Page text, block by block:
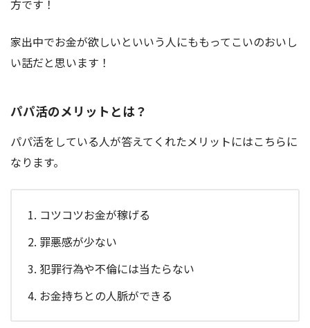
方です！
家出中でお金が欲しいといいう人にももってこいのおいし
い話だと思います！
パパ活のメリットとは？
パパ活をしている人が答えてくれたメリットにはこちらに
なります。
コツコツお金が稼げる
罪悪感が少ない
犯罪行為や不倫には当たらない
お金持ちとの人脈ができる